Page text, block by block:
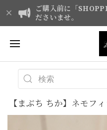
ご購入前に「
ださいませ。
【まぶち ちか】ネモフ